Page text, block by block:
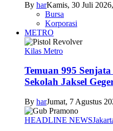
By harKamis, 30 Juli
Bursa
Korporasi
METRO
Kilas Metro
Temuan 995
Sekolah Jaksel
By harJumat, 7 Agustus
HEADLINE NEWS